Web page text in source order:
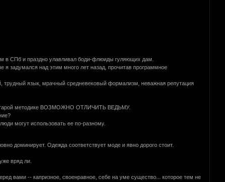
в СПб и праздно улавливал боди-флюиды гуляющих дам.
задумался над этим много лет назад, прочитав программное
трудный язык, мрачный средневековый формализм, неважная репутация
старой методике ВОЗМОЖНО ОТЛИЧИТЬ ВЕДЬМУ.
могут использовать ее по-разному.
доминирует. Одежда соответствует моде и явно дорого стоит.
вряд ли.
вами -- капризное, своенравное, себе на уме существо... которое тем не